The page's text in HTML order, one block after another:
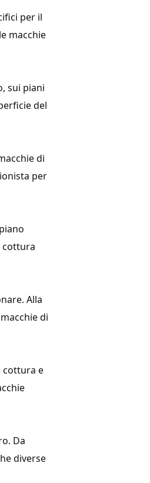
per il
macchie
sui piani
del
di
per
cottura
Alla
di
cottura e
Da
diverse